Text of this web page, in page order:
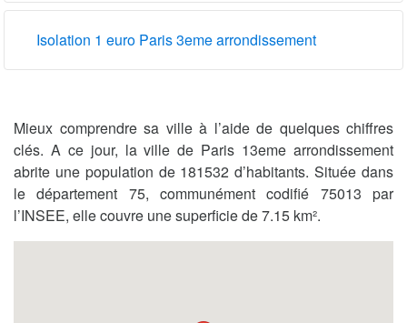
Isolation 1 euro Paris 3eme arrondissement
Mieux comprendre sa ville à l’aide de quelques chiffres
clés. A ce jour, la ville de Paris 13eme arrondissement
abrite une population de 181532 d’habitants. Située dans
le département 75, communément codifié 75013 par
l’INSEE, elle couvre une superficie de 7.15 km².